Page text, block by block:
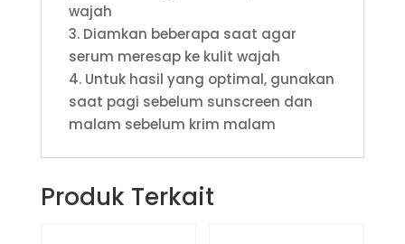
wajah
3. Diamkan beberapa saat agar
serum meresap ke kulit wajah
4. Untuk hasil yang optimal, gunakan
saat pagi sebelum sunscreen dan
malam sebelum krim malam
Produk Terkait